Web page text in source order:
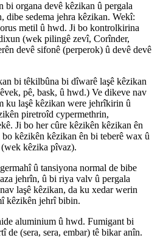
bi organa devê kêzikan û pergala
dibe sedema jehra kêzikan. Wekî:
metil û hwd. Ji bo kontrolkirina
(wek pilingê zevî, Corînder,
devê sifonê (perperok) û devê devê
bi têkilbûna bi dîwarê laşê kêzikan
pê, bask, û hwd.) Ve dikeve nav
ku laşê kêzikan were jehrîkirin û
piretroîd cypermethrin,
Ji bo her cûre kêzikên kêzikan ên
kêzikên kêzikan ên bi teberê wax û
kêzika pîvaz).
û tansiyona normal de bibe
jehrîn, û bi riya valv û pergala
laşê kêzikan, da ku xedar werin
kêzikên jehrî bibin.
aluminium û hwd. Fumigant bi
de (sera, sera, embar) tê bikar anîn.